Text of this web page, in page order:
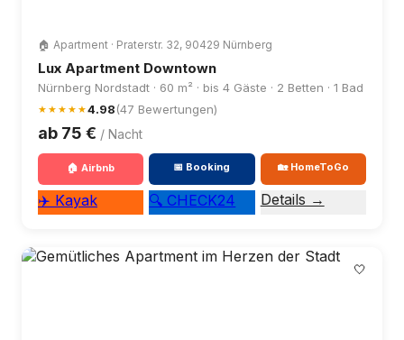
🏠 Apartment · Praterstr. 32, 90429 Nürnberg
Lux Apartment Downtown
Nürnberg Nordstadt · 60 m² · bis 4 Gäste · 2 Betten · 1 Bad
★★★★★4.98(47 Bewertungen)
ab 75 € / Nacht
🏠 Airbnb 📅 Booking 🏡 HomeToGo
✈️ Kayak 🔍 CHECK24 Details →
🤍